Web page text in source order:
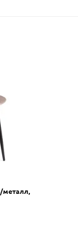
металл,